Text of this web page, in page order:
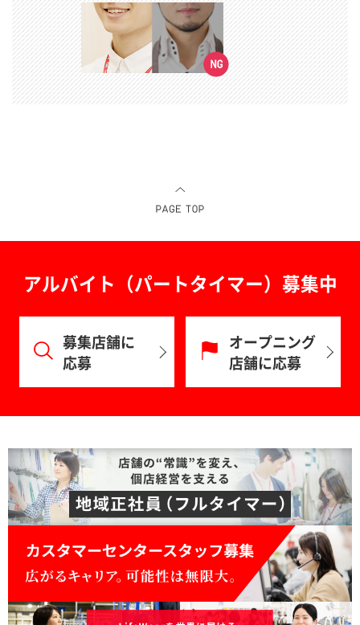
アルバイト（パートタイマー）募集中
募集店舗に
応募
オープニング
店舗に応募